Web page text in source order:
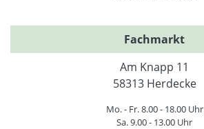
Fachmarkt
Am Knapp 11
58313 Herdecke
Mo. - Fr. 8.00 - 18.00 Uhr
Sa. 9.00 - 13.00 Uhr